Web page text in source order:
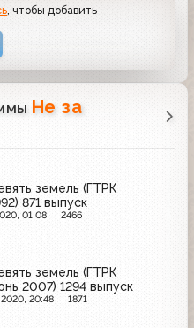
, чтобы добавить
Не за
земель (ГТРК
871 выпуск
01:08 2466
земель (ГТРК
2007) 1294 выпуск
20:48 1871